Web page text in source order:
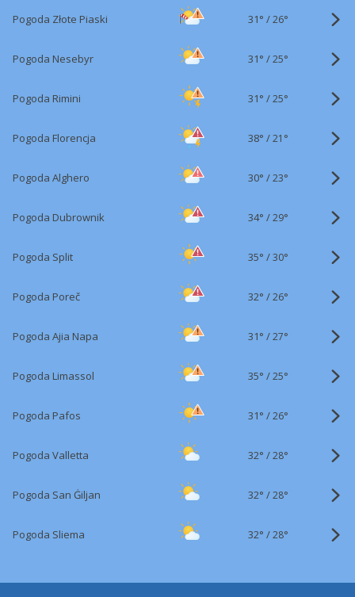
Pogoda Złote Piaski 31° /26°
Pogoda Nesebyr 31° /25°
Pogoda Rimini 31° /25°
Pogoda Florencja 38° /21°
Pogoda Alghero 30° /23°
Pogoda Dubrownik 34° /29°
Pogoda Split 35° /30°
Pogoda Poreč 32° /26°
Pogoda Ajia Napa 31° /27°
Pogoda Limassol 35° /25°
Pogoda Pafos 31° /26°
Pogoda Valletta 32° /28°
Pogoda San Ġiljan 32° /28°
Pogoda Sliema 32° /28°